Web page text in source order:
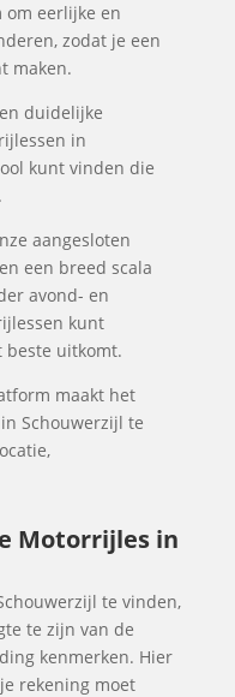
eerlijke en
zodat je een
maken.
duidelijke
in
kunt vinden die
aangesloten
een breed scala
avond- en
kunt
uitkomt.
maakt het
Schouwerzijl te
Motorrijles in
te vinden,
te zijn van de
kenmerken. Hier
rekening moet